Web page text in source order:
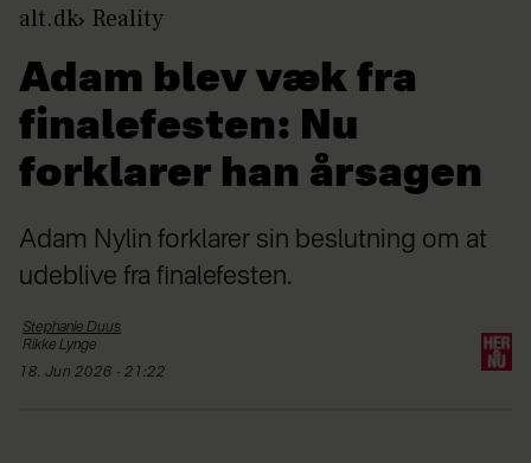
alt.dk Reality
Adam blev væk fra
finalefesten: Nu
forklarer han årsagen
Adam Nylin forklarer sin beslutning om at
udeblive fra finalefesten.
Stephanie Duus
Rikke Lynge
18. Jun 2026 - 21:22